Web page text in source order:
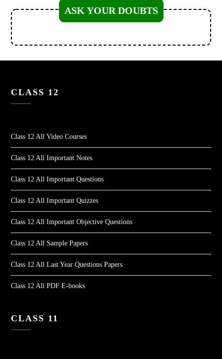
ASK YOUR DOUBTS
CLASS 12
Class 12 All Video Courses
Class 12 All Important Notes
Class 12 All Important Questions
Class 12 All Important Quizzes
Class 12 All Important Objective Questions
Class 12 All Sample Papers
Class 12 All Last Year Questions Papers
Class 12 All PDF E-books
CLASS 11